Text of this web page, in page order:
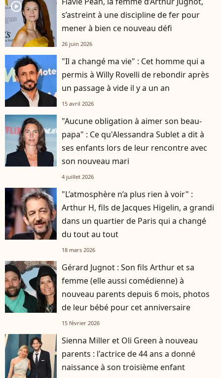
player2
s’astreint à une discipline de fer pour
mener à bien ce nouveau défi
26 juin 2026
"Il a changé ma vie" : Cet homme qui a
permis à Willy Rovelli de rebondir après
un passage à vide il y a un an
15 avril 2026
"Aucune obligation à aimer son beau-
papa" : Ce qu'Alessandra Sublet a dit à
ses enfants lors de leur rencontre avec
son nouveau mari
4 juillet 2026
"L’atmosphère n’a plus rien à voir" :
Arthur H, fils de Jacques Higelin, a grandi
dans un quartier de Paris qui a changé
du tout au tout
18 mars 2026
Gérard Jugnot : Son fils Arthur et sa
femme (elle aussi comédienne) à
nouveau parents depuis 6 mois, photos
de leur bébé pour cet anniversaire
15 février 2026
Sienna Miller et Oli Green à nouveau
parents : l'actrice de 44 ans a donné
naissance à son troisième enfant